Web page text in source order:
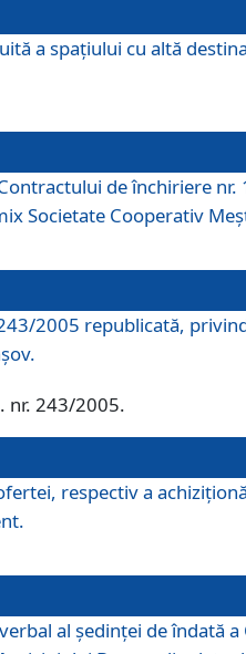
a spaţiului cu altă
de închiriere
Societate Cooperativ
2005 republicată,
nr. 243/2005.
respectiv a
al şedinţei de îndată